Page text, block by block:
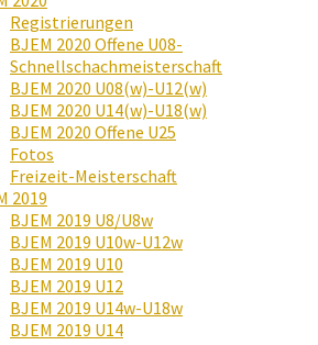
Registrierungen
BJEM 2020 Offene U08-
Schnellschachmeisterschaft
BJEM 2020 U08(w)-U12(w)
BJEM 2020 U14(w)-U18(w)
BJEM 2020 Offene U25
Fotos
Freizeit-Meisterschaft
2019
BJEM 2019 U8/U8w
BJEM 2019 U10w-U12w
BJEM 2019 U10
BJEM 2019 U12
BJEM 2019 U14w-U18w
BJEM 2019 U14